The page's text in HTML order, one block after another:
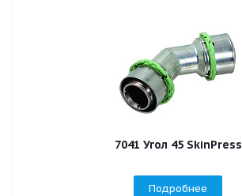
7041 Угол 45 SkinPress
Подробнее